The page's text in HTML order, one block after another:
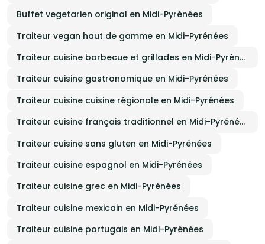
Buffet vegetarien original en Midi-Pyrénées
Traiteur vegan haut de gamme en Midi-Pyrénées
Traiteur cuisine barbecue et grillades en Midi-Pyrénées
Traiteur cuisine gastronomique en Midi-Pyrénées
Traiteur cuisine cuisine régionale en Midi-Pyrénées
Traiteur cuisine français traditionnel en Midi-Pyrénées
Traiteur cuisine sans gluten en Midi-Pyrénées
Traiteur cuisine espagnol en Midi-Pyrénées
Traiteur cuisine grec en Midi-Pyrénées
Traiteur cuisine mexicain en Midi-Pyrénées
Traiteur cuisine portugais en Midi-Pyrénées